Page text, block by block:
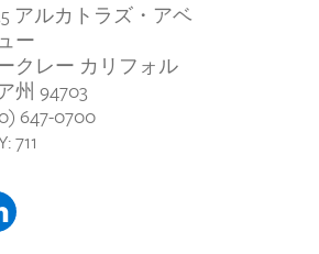
アルカトラズ・アベ
ー
クレー カリフォル
州 94703
647-0700
711